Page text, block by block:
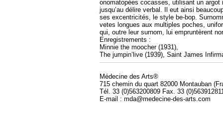
onomatopées cocasses, utilisant un
jusqu’au délire verbal. Il eut ainsi
ses excentricités, le style be-bop.
vetes longues aux multiples poches,
qui, outre leur surnom, lui empruntèrent
Enregistrements :
Minnie the moocher (1931),
The jumpin’live (1939), Saint James
Médecine des Arts®
715 chemin du quart 82000 Montauban
Tél. 33 (0)563200809 Fax. 33
E-mail : mda@medecine-des-arts.com